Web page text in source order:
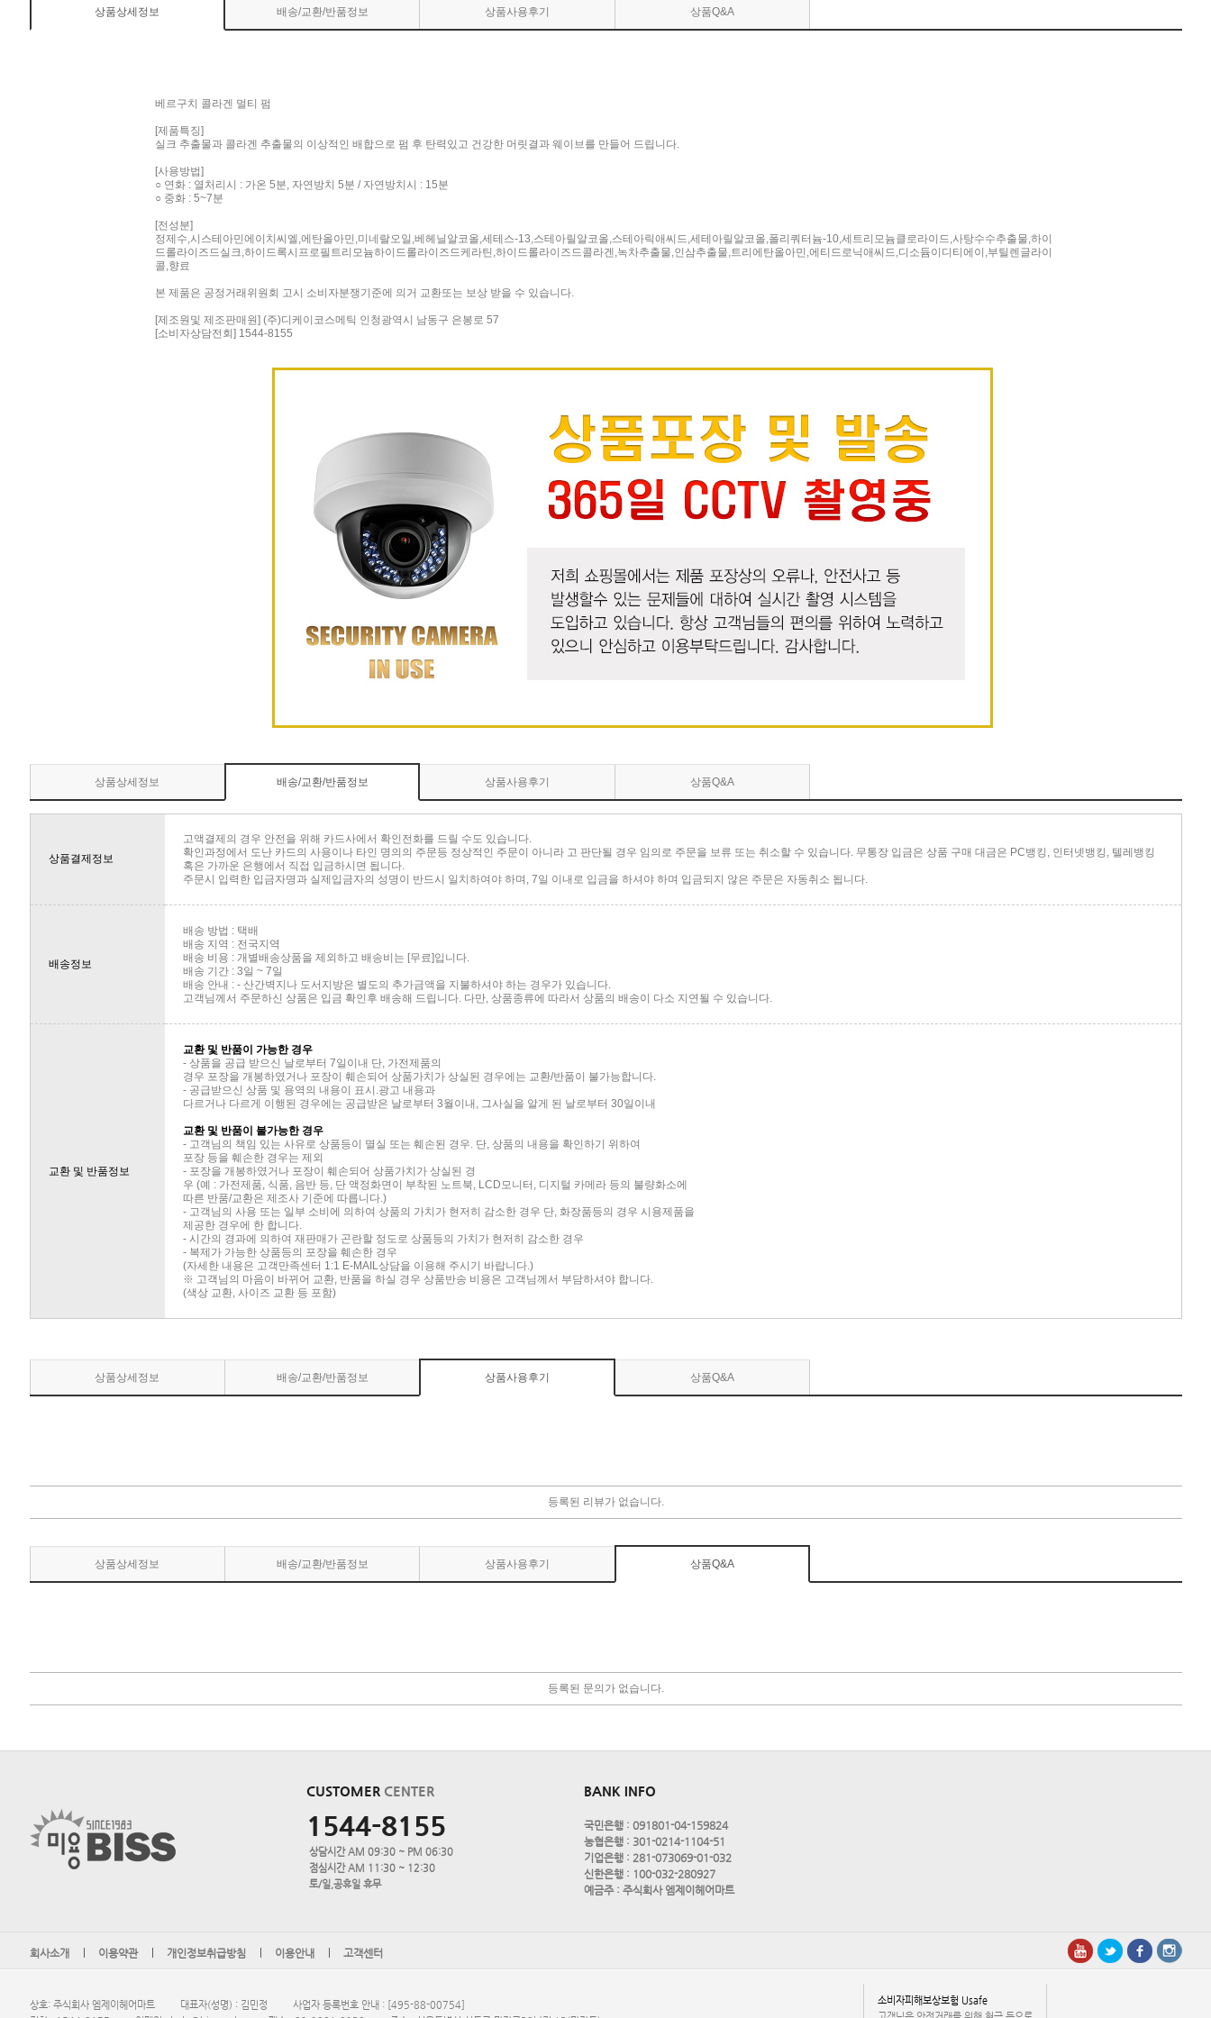
상품상세정보 배송/교환/반품정보 상품사용후기 상품Q&A
베르구치 콜라겐 멀티 펌
[제품특징]
실크 추출물과 콜라겐 추출물의 이상적인 배합으로 펌 후 탄력있고 건강한 머릿결과 웨이브를 만들어 드립니다.
[사용방법]
○ 연화 : 열처리시 : 가온 5분, 자연방치 5분 / 자연방치시 : 15분
○ 중화 : 5~7분
[전성분]
정제수,시스테아민에이치씨엘,에탄올아민,미네랄오일,베헤닐알코올,세테스-13,스테아릴알코올,스테아릭애씨드,세테아릴알코올,폴리쿼터늄-10,세트리모늄클로라이드,사탕수수추출물,하이
드롤라이즈드실크,하이드록시프로필트리모늄하이드롤라이즈드케라틴,하이드롤라이즈드콜라겐,녹차추출물,인삼추출물,트리에탄올아민,에티드로닉애씨드,디소듐이디티에이,부틸렌글라이
콜,향료
본 제품은 공정거래위원회 고시 소비자분쟁기준에 의거 교환또는 보상 받을 수 있습니다.
[제조원및 제조판매원] (주)디케이코스메틱 인청광역시 남동구 은봉로 57
[소비자상담전회] 1544-8155
상품상세정보 배송/교환/반품정보 상품사용후기 상품Q&A
상품결제정보
고액결제의 경우 안전을 위해 카드사에서 확인전화를 드릴 수도 있습니다.
확인과정에서 도난 카드의 사용이나 타인 명의의 주문등 정상적인 주문이 아니라 고 판단될 경우 임의로 주문을 보류 또는 취소할 수 있습니다. 무통장 입금은 상품 구매 대금은 PC뱅킹, 인터넷뱅킹, 텔레뱅킹
혹은 가까운 은행에서 직접 입금하시면 됩니다.
주문시 입력한 입금자명과 실제입금자의 성명이 반드시 일치하여야 하며, 7일 이내로 입금을 하셔야 하며 입금되지 않은 주문은 자동취소 됩니다.
배송정보
배송 방법 : 택배
배송 지역 : 전국지역
배송 비용 : 개별배송상품을 제외하고 배송비는 [무료]입니다.
배송 기간 : 3일 ~ 7일
배송 안내 : - 산간벽지나 도서지방은 별도의 추가금액을 지불하셔야 하는 경우가 있습니다.
고객님께서 주문하신 상품은 입금 확인후 배송해 드립니다. 다만, 상품종류에 따라서 상품의 배송이 다소 지연될 수 있습니다.
교환 및 반품정보
교환 및 반품이 가능한 경우
- 상품을 공급 받으신 날로부터 7일이내 단, 가전제품의
경우 포장을 개봉하였거나 포장이 훼손되어 상품가치가 상실된 경우에는 교환/반품이 불가능합니다.
- 공급받으신 상품 및 용역의 내용이 표시.광고 내용과
다르거나 다르게 이행된 경우에는 공급받은 날로부터 3월이내, 그사실을 알게 된 날로부터 30일이내
교환 및 반품이 불가능한 경우
- 고객님의 책임 있는 사유로 상품등이 멸실 또는 훼손된 경우. 단, 상품의 내용을 확인하기 위하여
포장 등을 훼손한 경우는 제외
- 포장을 개봉하였거나 포장이 훼손되어 상품가치가 상실된 경
우 (예 : 가전제품, 식품, 음반 등, 단 액정화면이 부착된 노트북, LCD모니터, 디지털 카메라 등의 불량화소에
따른 반품/교환은 제조사 기준에 따릅니다.)
- 고객님의 사용 또는 일부 소비에 의하여 상품의 가치가 현저히 감소한 경우 단, 화장품등의 경우 시용제품을
제공한 경우에 한 합니다.
- 시간의 경과에 의하여 재판매가 곤란할 정도로 상품등의 가치가 현저히 감소한 경우
- 복제가 가능한 상품등의 포장을 훼손한 경우
(자세한 내용은 고객만족센터 1:1 E-MAIL상담을 이용해 주시기 바랍니다.)
※ 고객님의 마음이 바뀌어 교환, 반품을 하실 경우 상품반송 비용은 고객님께서 부담하셔야 합니다.
(색상 교환, 사이즈 교환 등 포함)
상품상세정보 배송/교환/반품정보 상품사용후기 상품Q&A
등록된 리뷰가 없습니다.
상품상세정보 배송/교환/반품정보 상품사용후기 상품Q&A
등록된 문의가 없습니다.
CUSTOMER CENTER
1544-8155
상담시간 AM 09:30 ~ PM 06:30
점심시간 AM 11:30 ~ 12:30
토/일,공휴일 휴무
BANK INFO
국민은행 : 091801-04-159824
농협은행 : 301-0214-1104-51
기업은행 : 281-073069-01-032
신한은행 : 100-032-280927
예금주 : 주식회사 엠제이헤어마트
회사소개 이용약관 개인정보취급방침 이용안내 고객센터
상호: 주식회사 엠제이헤어마트 대표자(성명) : 김민정
사업자 등록번호 안내 : [495-88-00754]
소비자피해보상보험 Usafe